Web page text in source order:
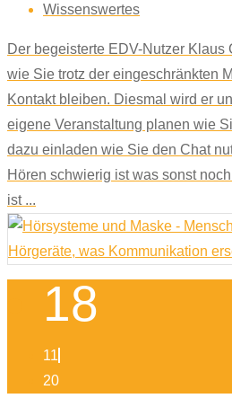
Wissenswertes
Der begeisterte EDV-Nutzer Klaus
wie Sie trotz der eingeschränkten
Kontakt bleiben. Diesmal wird er
eigene Veranstaltung planen wie
dazu einladen wie Sie den Chat
Hören schwierig ist was sonst
ist ...
18
11
20